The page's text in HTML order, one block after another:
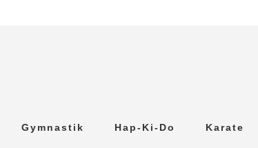
Gymnastik Hap-Ki-Do Karate